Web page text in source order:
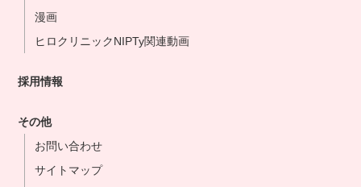
漫画
ヒロクリニックNIPTy関連動画
採用情報
その他
お問い合わせ
サイトマップ